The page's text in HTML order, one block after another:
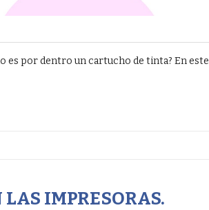
es por dentro un cartucho de tinta? En
IMPRESORAS.